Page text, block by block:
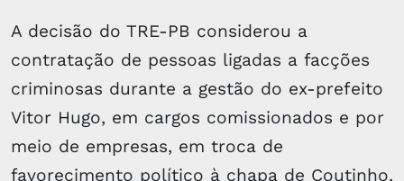
A decisão do TRE-PB considerou a
contratação de pessoas ligadas a facções
criminosas durante a gestão do ex-prefeito
Vitor Hugo, em cargos comissionados e por
meio de empresas, em troca de
favorecimento político à chapa de Coutinho,